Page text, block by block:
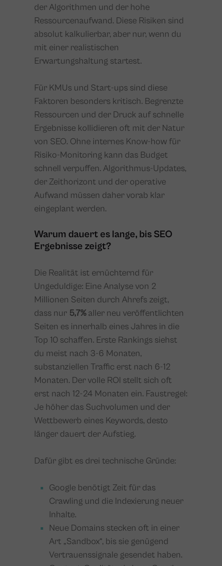
der Algorithmen und der hohe
Ressourcenaufwand. Diese Risiken sind
absolut kalkulierbar, aber nur, wenn du
mit einer realistischen
Erwartungshaltung startest.
Für KMUs und Start-ups sind diese
Faktoren besonders kritisch. Begrenzte
Ressourcen und der Druck auf schnelle
Ergebnisse kollidieren oft mit der Natur
von SEO. Ohne internes Know-how für
Risiko-Monitoring kann das Budget
schnell verpuffen. Algorithmus-Updates,
der Zeithorizont und der operative
Aufwand müssen daher vorab klar
eingeplant werden.
Warum dauert es lange, bis SEO
Ergebnisse zeigt?
Die Realität ist ernüchternd für
Ungeduldige: Eine Analyse von 2
Millionen Seiten durch Ahrefs zeigt,
dass nur 5,7% aller neu veröffentlichten
Seiten es innerhalb eines Jahres in die
Top 10 schaffen. Erste Rankings siehst
du meist nach 3-6 Monaten,
substanziellen Traffic erst nach 6-12
Monaten. Der volle ROI stellt sich oft
erst nach 12-24 Monaten ein. Faustregel:
Je höher das Suchvolumen und der
Wettbewerb eines Keywords, desto
länger dauert der Aufstieg.
Dafür gibt es drei technische Gründe:
Google benötigt Zeit für das
Crawling und die Indexierung neuer
Inhalte.
Neue Domains stecken oft in einer
Art „Sandbox“, bis sie genügend
Vertrauenssignale gesendet haben.